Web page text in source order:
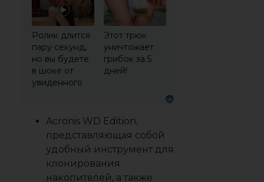
Ролик длится
пару секунд,
но вы будете
в шоке от
увиденного
Этот трюк
уничтожает
грибок за 5
дней!
Acronis WD Edition,
представляющая собой
удобный инструмент для
клонирования
накопителей, а также